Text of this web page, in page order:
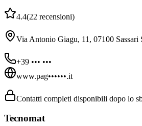
4.4(22 recensioni)
Via Antonio Giagu, 11, 07100 Sassari
+39 ••• •••
www.pag••••••.it
Contatti completi disponibili dopo lo
Tecnomat